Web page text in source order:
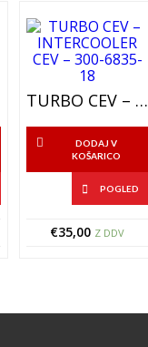
TURBO CEV – INTERCOOLER CEV – 300-6835-18
DODAJ V
KOŠARICO
POGLED
€35,00 Z DDV